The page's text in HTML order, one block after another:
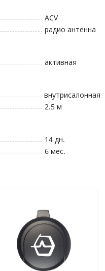
магнитол.
ACV
радио антенна
активная
внутрисалонная
2.5 м
14 дн.
6 мес.